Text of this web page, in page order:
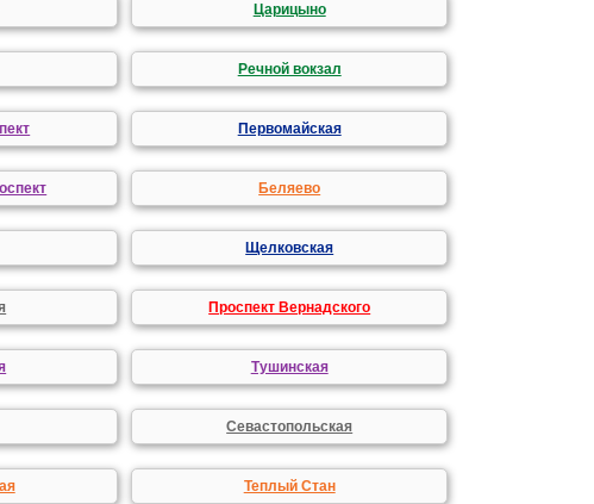
Царицыно
Речной вокзал
Первомайская
Беляево
Щелковская
Проспект Вернадского
Тушинская
Севастопольская
Теплый Стан